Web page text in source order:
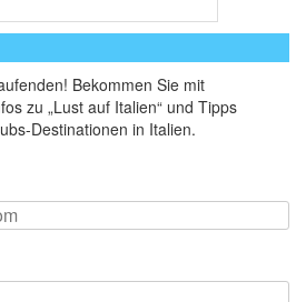
Bekommen Sie mit
zu „Lust auf Italien“ und Tipps
Destinationen in Italien.